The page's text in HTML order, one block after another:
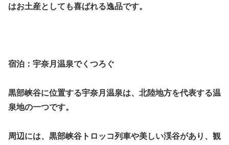
はお土産としても喜ばれる逸品です。
宿泊：宇奈月温泉でくつろぐ
黒部峡谷に位置する宇奈月温泉は、北陸地方を代表する温
泉地の一つです。
周辺には、黒部峡谷トロッコ列車や美しい渓谷があり、観